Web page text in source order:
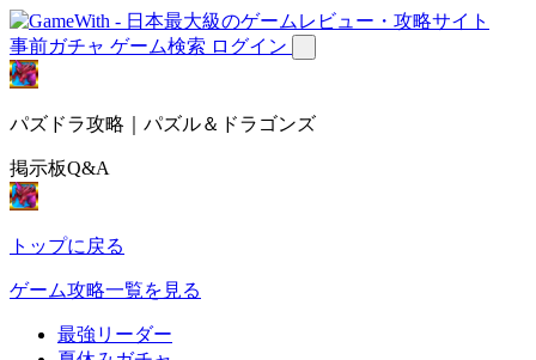
事前ガチャ ゲーム検索 ログイン
パズドラ攻略｜パズル＆ドラゴンズ
掲示板Q&A
トップに戻る
ゲーム攻略一覧を見る
最強リーダー